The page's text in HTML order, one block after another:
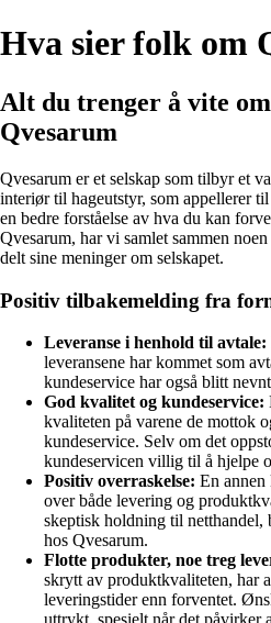
Hva sier folk om
Alt du trenger å vite
Qvesarum
Qvesarum er et selskap som tilbyr et
interiør til hageutstyr, som appellerer
en bedre forståelse av hva du kan
Qvesarum, har vi samlet sammen
delt sine meninger om selskapet.
Positiv tilbakemelding fra
Leveranse i henhold til avtale:
leveransene har kommet som
kundeservice har også blitt
God kvalitet og kundeservice:
kvaliteten på varene de mottok
kundeservice. Selv om det
kundeservicen villig til å hjelpe
Positiv overraskelse: En annen
over både levering og
skeptisk holdning til netthandel,
hos Qvesarum.
Flotte produkter, noe treg
skrytt av produktkvaliteten, har
leveringstider enn forventet.